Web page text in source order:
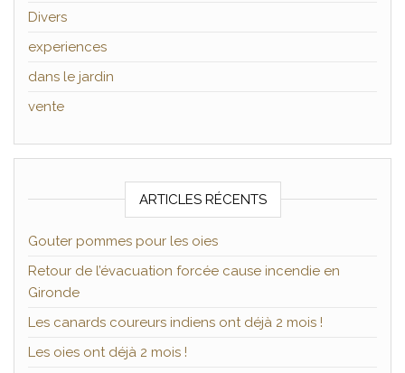
Divers
experiences
dans le jardin
vente
ARTICLES RÉCENTS
Gouter pommes pour les oies
Retour de l’évacuation forcée cause incendie en
Gironde
Les canards coureurs indiens ont déjà 2 mois !
Les oies ont déjà 2 mois !